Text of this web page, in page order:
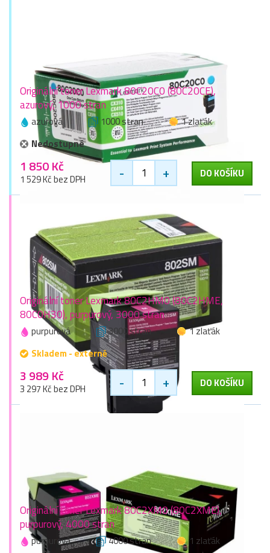
Originální toner Lexmark 80C20C0 (80C20CE),
azurový, 1000 stran
azurová 1000 stran
1 zlaťák
Nedostupné
1 850 Kč
1 529 Kč bez DPH - + DO KOŠÍKU
Originální toner Lexmark 80C2HM0 (80C2HME,
80C0H30), purpurový, 3000 stran
purpurová 3000 stran
1 zlaťák
Skladem - externě
3 989 Kč
3 297 Kč bez DPH - + DO KOŠÍKU
Originální toner Lexmark 80C2XM0 (80C2XME),
purpurový, 4000 stran
purpurová 4000 stran
1 zlaťák